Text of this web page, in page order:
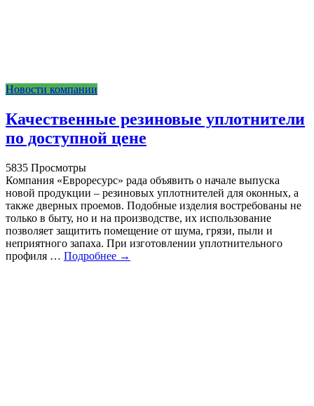
Новости компании
Качественные резиновые уплотнители
по доступной цене
5835 Просмотры
Компания «Евроресурс» рада объявить о начале выпуска
новой продукции – резиновых уплотнителей для оконных, а
также дверных проемов. Подобные изделия востребованы не
только в быту, но и на производстве, их использование
позволяет защитить помещение от шума, грязи, пыли и
неприятного запаха. При изготовлении уплотнительного
профиля … Подробнее →